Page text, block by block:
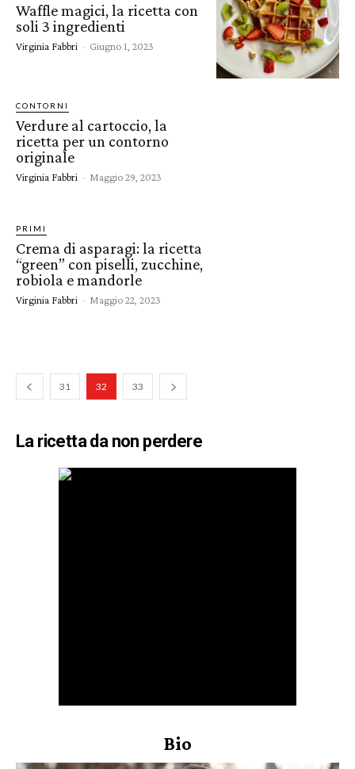
Waffle magici, la ricetta con
soli 3 ingredienti
Virginia Fabbri - Giugno 1, 2023
CONTORNI
Verdure al cartoccio, la
ricetta per un contorno
originale
Virginia Fabbri - Maggio 29, 2023
PRIMI
Crema di asparagi: la ricetta
“green” con piselli, zucchine,
robiola e mandorle
Virginia Fabbri - Maggio 22, 2023
31 32 33
La ricetta da non perdere
Bio